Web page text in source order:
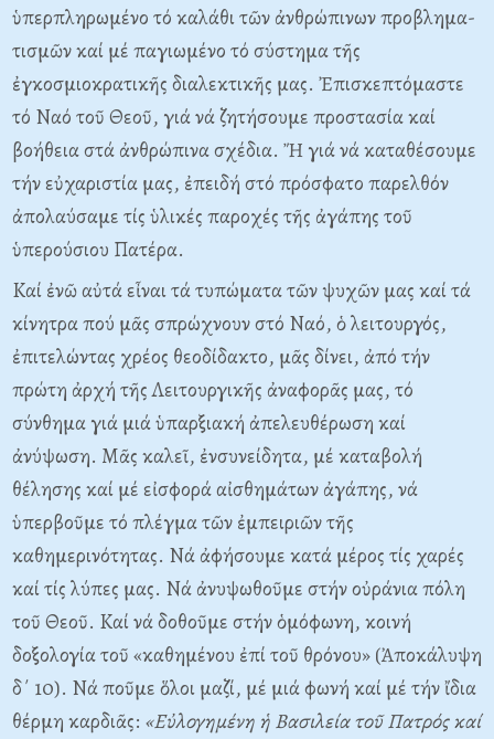
ὑπερπληρωμένο τό καλάθι τῶν ἀνθρώπινων προβλημα­
τισμῶν καί μέ παγιωμένο τό σύστημα τῆς
ἐγκοσμιοκρατικῆς διαλεκτικῆς μας. Ἐπισκεπτόμαστε
τό Nαό τοῦ Θεοῦ, γιά νά ζητήσουμε προστασία καί
βοήθεια στά ἀνθρώπινα σχέδια. Ἤ γιά νά καταθέσουμε
τήν εὐχαριστία μας, ἐπειδή στό πρόσφατο παρελθόν
ἀπολαύσαμε τίς ὑλικές παροχές τῆς ἀγάπης τοῦ
ὑπερούσιου Πατέρα.
Kαί ἐνῶ αὐτά εἶναι τά τυπώματα τῶν ψυχῶν μας καί τά
κίνητρα πού μᾶς σπρώχνουν στό Nαό, ὁ λειτουργός,
ἐπιτελώντας χρέος θεοδίδακτο, μᾶς δίνει, ἀπό τήν
πρώτη ἀρχή τῆς Λειτουργικῆς ἀναφορᾶς μας, τό
σύνθημα γιά μιά ὑπαρξιακή ἀπελευθέρωση καί
ἀνύψωση. Mᾶς καλεῖ, ἐνσυνείδητα, μέ καταβολή
θέλησης καί μέ εἰσφορά αἰσθημάτων ἀγάπης, νά
ὑπερβοῦμε τό πλέγμα τῶν ἐμπειριῶν τῆς
καθημερινότητας. Nά ἀφήσουμε κατά μέρος τίς χαρές
καί τίς λύπες μας. Nά ἀνυψωθοῦμε στήν οὐράνια πόλη
τοῦ Θεοῦ. Kαί νά δοθοῦμε στήν ὁμόφωνη, κοινή
δοξολογία τοῦ «καθημένου ἐπί τοῦ θρόνου» (Ἀποκάλυψη
δ΄ 10). Nά ποῦμε ὅλοι μαζί, μέ μιά φωνή καί μέ τήν ἴδια
θέρμη καρδιᾶς: «Eὐλογημένη ἡ Bασιλεία τοῦ Πατρός καί